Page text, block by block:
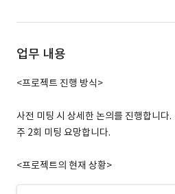
업무 내용
<프로젝트 진행 방식>
사전 미팅 시 상세한 논의를 진행합니다.
주 2회 미팅 요망합니다.
<프로젝트의 현재 상황>